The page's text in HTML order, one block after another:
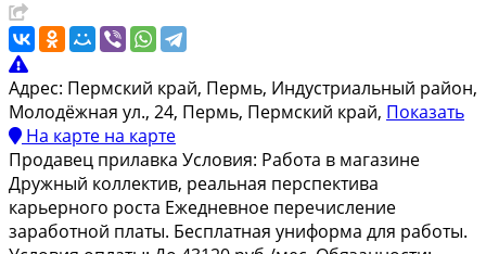
Адрес: Пермский край, Пермь, Индустриальный район,
Молодёжная ул., 24, Пермь, Пермский край, Показать
На карте на карте
Продавец прилавка Условия: Работа в магазине
Дружный коллектив, реальная перспектива
карьерного роста Ежедневное перечисление
заработной платы. Бесплатная униформа для работы.